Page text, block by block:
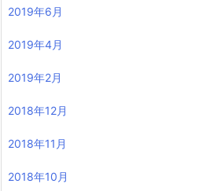
2019年6月
2019年4月
2019年2月
2018年12月
2018年11月
2018年10月